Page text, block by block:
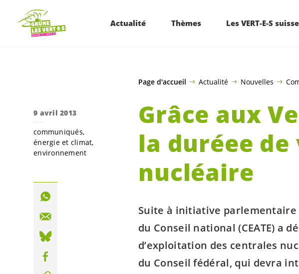
ALLER AU CONTENU PRINCIPAL
Actualité Thèmes Les VERT-E-S
Page d'accueil Actualité Nouvelles
Grâce aux
la duréee
nucléaire
Suite à initiative parlementaire
du Conseil national (CEATE) a
d’exploitation des centrales
du Conseil fédéral, qui devra
9 avril 2013
communiqués
énergie et climat
environnement